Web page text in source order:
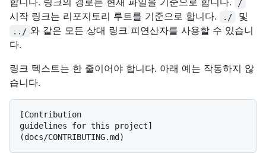
/
시작 링크는 리포지토리 루트를 기준으로 합니다. ./ 및
../ 와 같은 모든 상대 링크 피연산자를 사용할 수 있습니
다.
링크 텍스트는 한 줄이어야 합니다. 아래 예는 작동하지 않
습니다.
[Contribution
guidelines for this project]